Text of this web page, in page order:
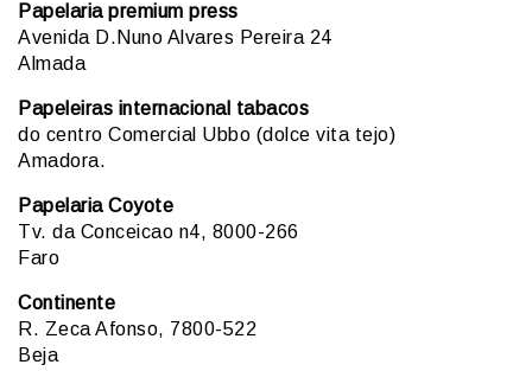
Papelaria premium press
Avenida D.Nuno Alvares Pereira 24
Almada
Papeleiras internacional tabacos
do centro Comercial Ubbo (dolce vita tejo)
Amadora.
Papelaria Coyote
Tv. da Conceicao n4, 8000-266
Faro
Continente
R. Zeca Afonso, 7800-522
Beja